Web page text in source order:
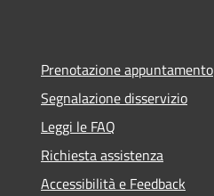
Prenotazione appuntamento
Segnalazione disservizio
Leggi le FAQ
Richiesta assistenza
Accessibilità e Feedback